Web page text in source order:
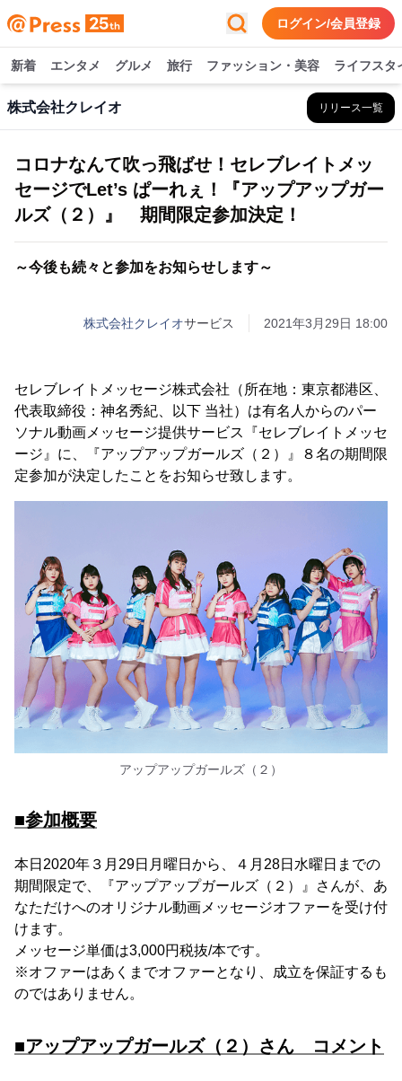
ログイン/会員登録
新着 エンタメ グルメ 旅行 ファッション・美容 ライフスタ
株式会社クレイオ リリース一覧
コロナなんて吹っ飛ばせ！セレブレイトメッ
セージでLet’s ぱーれぇ！『アップアップガー
ルズ（２）』 期間限定参加決定！
～今後も続々と参加をお知らせします～
株式会社クレイオサービス 2021年3月29日 18:00
セレブレイトメッセージ株式会社（所在地：東京都港区、
代表取締役：神名秀紀、以下 当社）は有名人からのパー
ソナル動画メッセージ提供サービス『セレブレイトメッセ
ージ』に、『アップアップガールズ（２）』８名の期間限
定参加が決定したことをお知らせ致します。
アップアップガールズ（２）
■参加概要
本日2020年３月29日月曜日から、４月28日水曜日までの
期間限定で、『アップアップガールズ（２）』さんが、あ
なただけへのオリジナル動画メッセージオファーを受け付
けます。
メッセージ単価は3,000円税抜/本です。
※オファーはあくまでオファーとなり、成立を保証するも
のではありません。
■アップアップガールズ（２）さん コメント